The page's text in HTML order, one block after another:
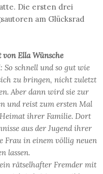
Die ersten drei
am Glücksrad
Ella Wünsche
schnell und so gut wie
zu bringen, nicht zuletzt
Aber dann wird sie zur
und reist zum ersten Mal
ihrer Familie. Dort
aus der Jugend ihrer
Frau in einem völlig neuen
lassen.
rätselhafter Fremder mit